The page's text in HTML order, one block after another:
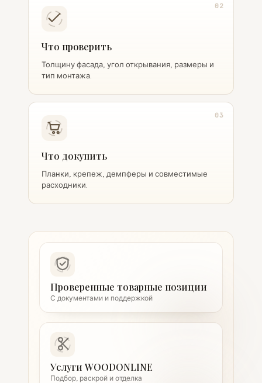
02
Что проверить
Толщину фасада, угол открывания, размеры и
тип монтажа.
03
Что докупить
Планки, крепеж, демпферы и совместимые
расходники.
Проверенные товарные позиции
С документами и поддержкой
Услуги WOODONLINE
Подбор, раскрой и отделка